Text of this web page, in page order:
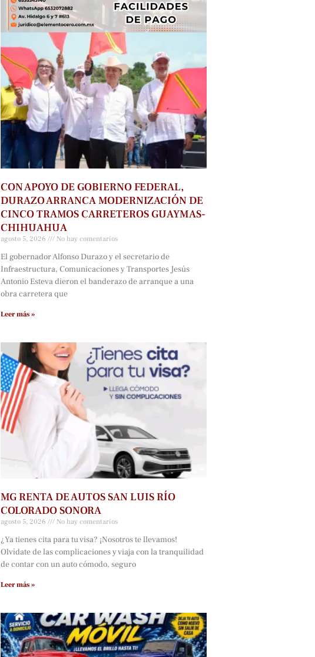
CON APOYO DE GOBIERNO FEDERAL,
DURAZO ARRANCA MODERNIZACIÓN DE
CINCO TRAMOS CARRETEROS GUAYMAS-
CHIHUAHUA
agosto 5, 2026 No hay comentarios
El gobernador Alfonso Durazo y el secretario de
Infraestructura, Comunicaciones y Transportes Jesús
Antonio Esteva dieron el banderazo de arranque a una
obra carretera que
Leer más »
MG RENTA DE AUTOS SAN LUIS RÍO
COLORADO SONORA
agosto 5, 2026 No hay comentarios
¿Ya tienes cita para tu visa? ¡Nosotros te llevamos!
Olvídate de las complicaciones y viaja con la tranquilidad
de contar con un auto cómodo, seguro
Leer más »